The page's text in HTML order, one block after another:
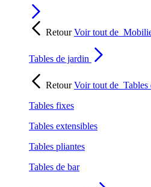
RetourVoir tout de
Tables de jardin
RetourVoir tout de Tables
Tables fixes
Tables extensibles
Tables pliantes
Tables de bar